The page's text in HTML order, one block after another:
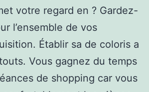
votre regard en ? Gardez-
l’ensemble de vos
Établir sa de coloris a
Vous gagnez du temps
de shopping car vous